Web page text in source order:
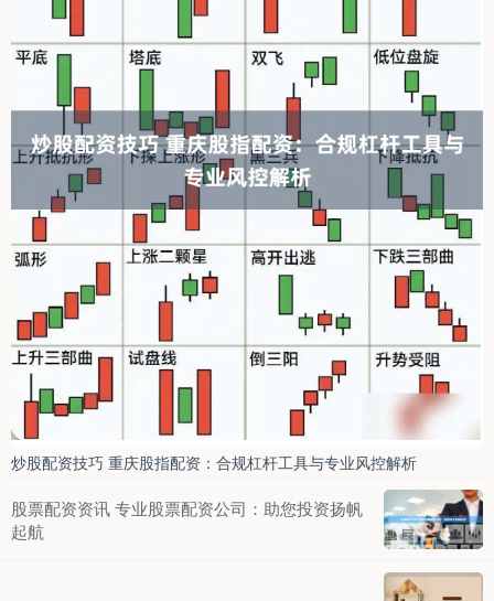
炒股配资技巧 重庆股指配资：合规杠杆工具与专业风控解析
股票配资资讯 专业股票配资公司：助您投资扬帆
起航